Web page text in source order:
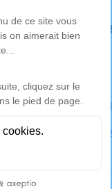
Déroulé
Le